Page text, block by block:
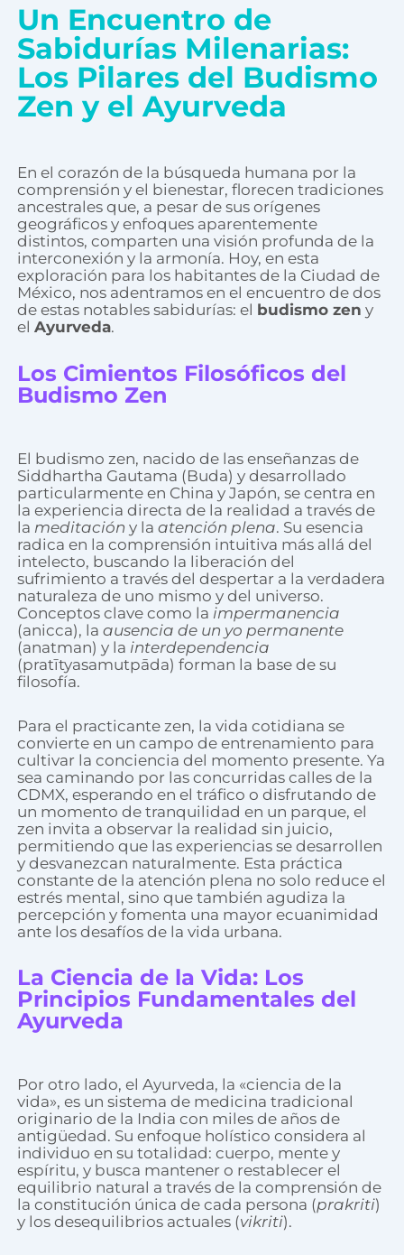
Un Encuentro de
Sabidurías Milenarias:
Los Pilares del Budismo
Zen y el Ayurveda
En el corazón de la búsqueda humana por la
comprensión y el bienestar, florecen tradiciones
ancestrales que, a pesar de sus orígenes
geográficos y enfoques aparentemente
distintos, comparten una visión profunda de la
interconexión y la armonía. Hoy, en esta
exploración para los habitantes de la Ciudad de
México, nos adentramos en el encuentro de dos
de estas notables sabidurías: el budismo zen y
elAyurveda.
Los Cimientos Filosóficos del
Budismo Zen
El budismo zen, nacido de las enseñanzas de
Siddhartha Gautama (Buda) y desarrollado
particularmente en China y Japón, se centra en
la experiencia directa de la realidad a través de
la meditación y laatención plena. Su esencia
radica en la comprensión intuitiva más allá del
intelecto, buscando la liberación del
sufrimiento a través del despertar a la verdadera
naturaleza de uno mismo y del universo.
Conceptos clave como la impermanencia
(anicca), laausencia de un yo permanente
(anatman) y la interdependencia
(pratītyasamutpāda) forman la base de su
filosofía.
Para el practicante zen, la vida cotidiana se
convierte en un campo de entrenamiento para
cultivar la conciencia del momento presente. Ya
sea caminando por las concurridas calles de la
CDMX, esperando en el tráfico o disfrutando de
un momento de tranquilidad en un parque, el
zen invita a observar la realidad sin juicio,
permitiendo que las experiencias se desarrollen
y desvanezcan naturalmente. Esta práctica
constante de la atención plena no solo reduce el
estrés mental, sino que también agudiza la
percepción y fomenta una mayor ecuanimidad
ante los desafíos de la vida urbana.
La Ciencia de la Vida: Los
Principios Fundamentales del
Ayurveda
Por otro lado, el Ayurveda, la «ciencia de la
vida», es un sistema de medicina tradicional
originario de la India con miles de años de
antigüedad. Su enfoque holístico considera al
individuo en su totalidad: cuerpo, mente y
espíritu, y busca mantener o restablecer el
equilibrio natural a través de la comprensión de
la constitución única de cada persona (prakriti)
y los desequilibrios actuales (vikriti).